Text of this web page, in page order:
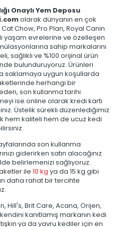
Onaylı Yem Deposu
olarak dünyanın en çok
Chow, Pro Plan, Royal Canin
yaşam evrelerine ve özelleşen
sahip markalarını
sağlıklı ve %100 orijinal ürün
bulunduruyoruz. Ürünleri
saklamaya uygun koşullarda
herhangi bir
son kullanma tarihi
ise online olarak kredi kartı
Üstelik sürekli düzenlediğimiz
kaliteli hem de ucuz kedi
son kullanma
giderirken satın alacağınız
belirlemenizi sağlıyoruz.
ile 10 kg ya da 15 kg gibi
daha rahat bir tercihte
Hill's, Brit Care, Acana, Orijen,
kanıtlamış markanın kedi
ya da yavru kediler için en